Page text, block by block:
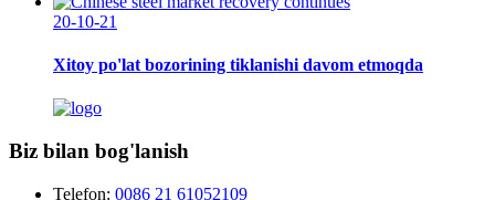
20-10-21
Xitoy po'lat bozorining tiklanishi davom etmoqda
Biz bilan bog'lanish
Telefon: 0086 21 61052109